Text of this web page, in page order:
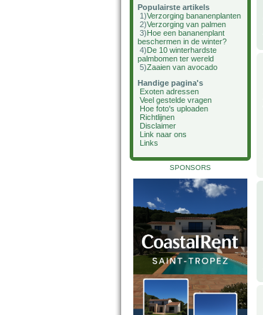
Populairste artikels
1)Verzorging bananenplanten
2)Verzorging van palmen
3)Hoe een bananenplant
beschermen in de winter?
4)De 10 winterhardste
palmbomen ter wereld
5)Zaaien van avocado
Handige pagina's
Exoten adressen
Veel gestelde vragen
Hoe foto's uploaden
Richtlijnen
Disclaimer
Link naar ons
Links
SPONSORS